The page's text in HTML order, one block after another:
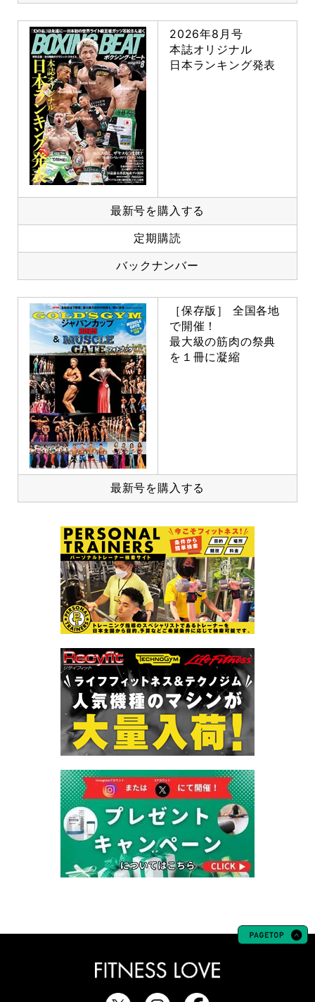
2026年8月号
本誌オリジナル
日本ランキング発表
最新号を購入する
定期購読
バックナンバー
［保存版］ 全国各地
で開催！
最大級の筋肉の祭典
を１冊に凝縮
最新号を購入する